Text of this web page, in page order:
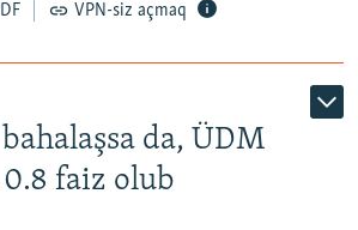
VPN-siz açmaq
da, ÜDM
0.8 faiz olub